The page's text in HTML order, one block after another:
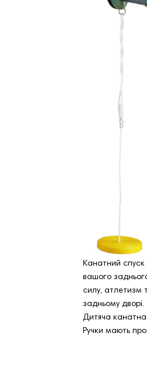
Канатний спуск
вашого
силу, атлетизм
задньому дворі.
Дитяча канатна
Ручки мають